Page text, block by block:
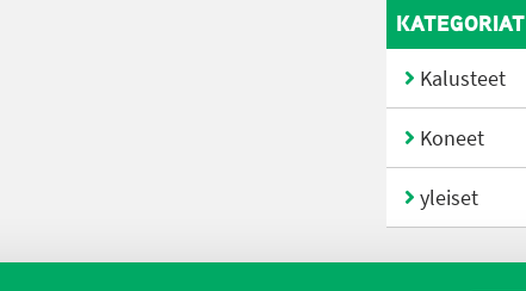
KATEGORIAT
Kalusteet
Koneet
yleiset